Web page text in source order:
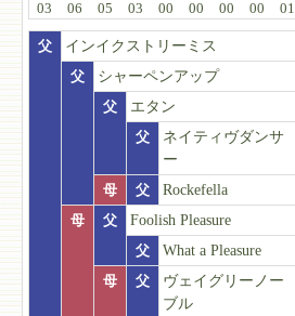
03 06 05 03 00 00 00 00 01
父
インイクストリーミス
父
シャーペンアップ
父
エタン
父
ネイティヴダンサ
ー
母
父
Rockefella
母
父
Foolish Pleasure
父
What a Pleasure
母
父
ヴェイグリーノー
ブル